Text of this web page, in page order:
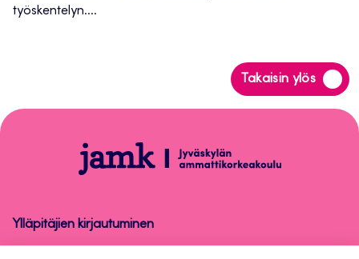
työskentelyn....
Takaisin ylös
Siirry
takaisin
Kirjautuminen
Ylläpitäjien kirjautuminen